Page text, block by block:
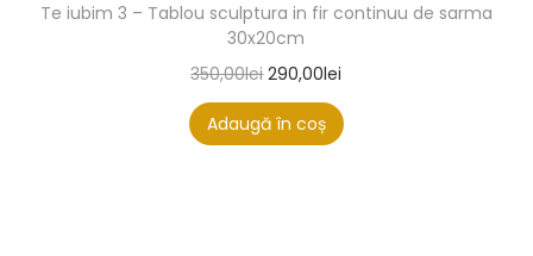
Te iubim 3 – Tablou sculptura in fir continuu de sarma
30x20cm
350,00lei 290,00lei
Adaugă în coș